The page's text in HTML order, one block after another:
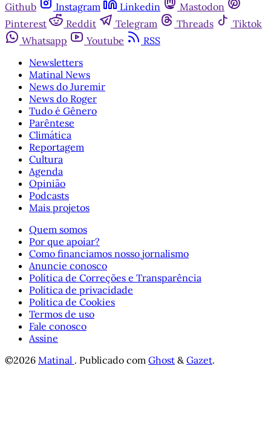
Github
Instagram Linkedin
Mastodon
Pinterest
Reddit Telegram Threads
Tiktok
Whatsapp
Youtube
RSS
Newsletters
Matinal News
News do Juremir
News do Roger
Tudo é Gênero
Parêntese
Climática
Reportagem
Cultura
Agenda
Opinião
Podcasts
Mais projetos
Quem somos
Por que apoiar?
Como financiamos nosso jornalismo
Anuncie conosco
Política de Correções e Transparência
Política de privacidade
Política de Cookies
Termos de uso
Fale conosco
Assine
©2026 Matinal . Publicado com Ghost &Gazet.